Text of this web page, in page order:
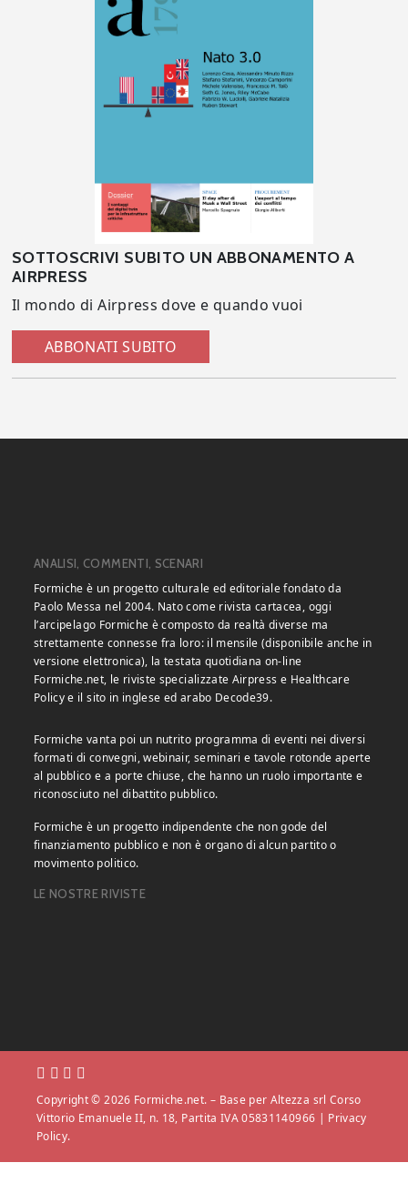
SOTTOSCRIVI SUBITO UN ABBONAMENTO A
AIRPRESS
Il mondo di Airpress dove e quando vuoi
ABBONATI SUBITO
ANALISI, COMMENTI, SCENARI
Formiche è un progetto culturale ed editoriale fondato da
Paolo Messa nel 2004. Nato come rivista cartacea, oggi
l’arcipelago Formiche è composto da realtà diverse ma
strettamente connesse fra loro: il mensile (disponibile anche in
versione elettronica), la testata quotidiana on-line
Formiche.net, le riviste specializzate Airpress e Healthcare
Policy e il sito in inglese ed arabo Decode39.
Formiche vanta poi un nutrito programma di eventi nei diversi
formati di convegni, webinair, seminari e tavole rotonde aperte
al pubblico e a porte chiuse, che hanno un ruolo importante e
riconosciuto nel dibattito pubblico.
Formiche è un progetto indipendente che non gode del
finanziamento pubblico e non è organo di alcun partito o
movimento politico.
LE NOSTRE RIVISTE
Copyright © 2026 Formiche.net. – Base per Altezza srl Corso
Vittorio Emanuele II, n. 18, Partita IVA 05831140966 | Privacy
Policy.